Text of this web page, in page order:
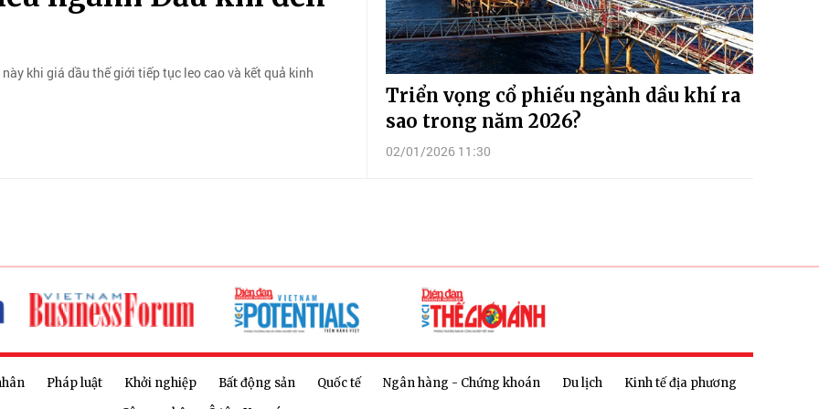
khi giá dầu thế giới tiếp tục leo cao và kết quả kinh
Triển vọng cổ phiếu ngành dầu khí ra
sao trong năm 2026?
02/01/2026 11:30
Pháp luật Khởi nghiệp Bất động sản Quốc tế Ngân hàng - Chứng khoán Du lịch
Kinh tế địa phương